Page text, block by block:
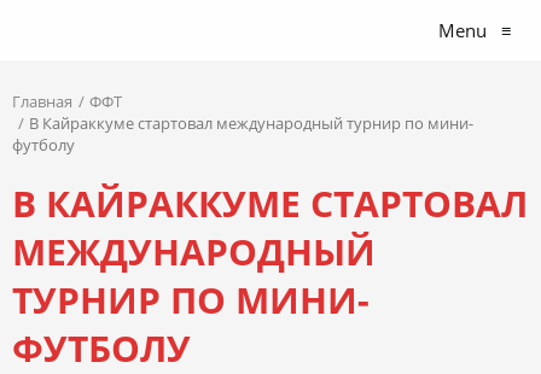
Menu ≡
Главная
ФФТ
В Кайраккуме стартовал международный турнир по мини-
футболу
В КАЙРАККУМЕ СТАРТОВАЛ
МЕЖДУНАРОДНЫЙ
ТУРНИР ПО МИНИ-
ФУТБОЛУ